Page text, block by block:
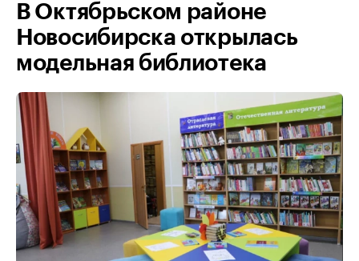
В Октябрьском районе
Новосибирска открылась
модельная библиотека